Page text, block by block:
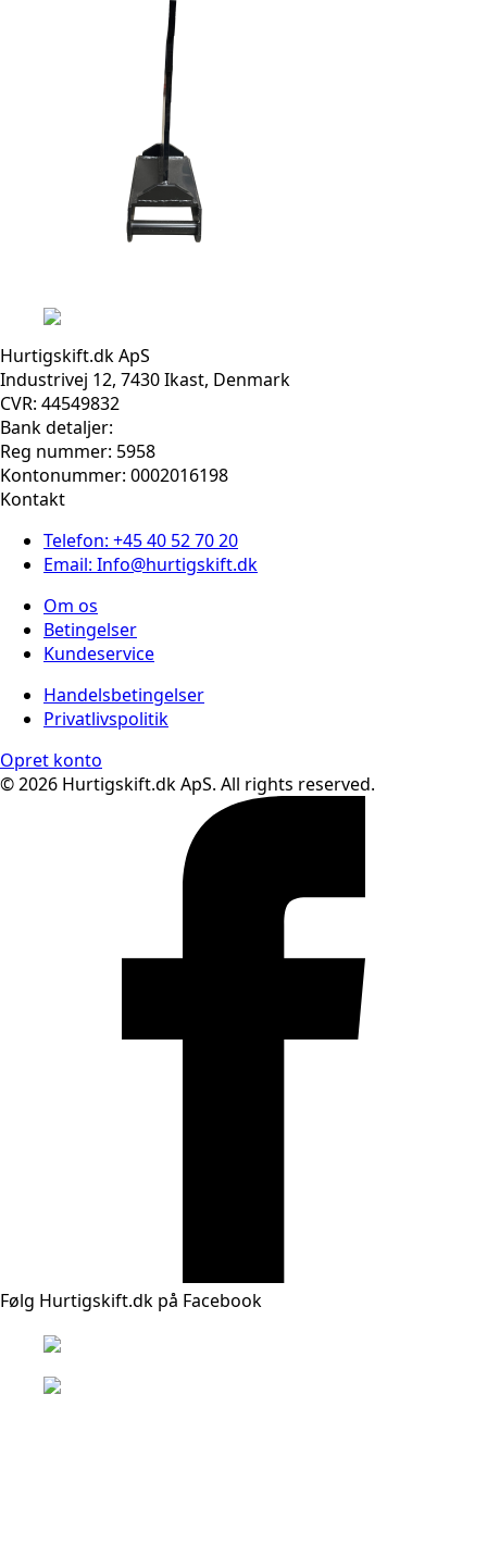
Hurtigskift.dk ApS
Industrivej 12, 7430 Ikast, Denmark
CVR: 44549832
Bank detaljer:
Reg nummer: 5958
Kontonummer: 0002016198
Kontakt
Telefon: +45 40 52 70 20
Email: Info@hurtigskift.dk
Om os
Betingelser
Kundeservice
Handelsbetingelser
Privatlivspolitik
Opret konto
© 2026 Hurtigskift.dk ApS. All rights reserved.
Følg Hurtigskift.dk på Facebook